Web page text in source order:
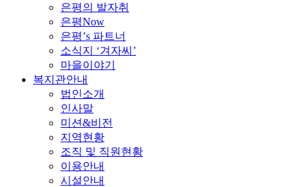
은평의 발자취
은평Now
은평’s 파트너
소식지 ‘겨자씨’
마을이야기
복지관안내
법인소개
인사말
미션&비전
지역현황
조직 및 직원현황
이용안내
시설안내